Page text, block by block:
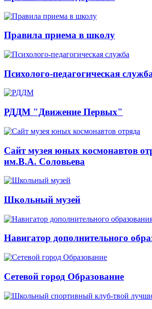
Правила приема в школу
Психолого-педагогическая
РДДМ "Движение Первых"
Сайт музея юных космонавтов
им.В.А. Соловьева
Школьный музей
Навигатор дополнительного
Сетевой город Образование